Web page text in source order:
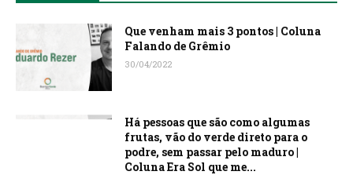
Que venham mais 3 pontos | Coluna
Falando de Grêmio
30/04/2022
Há pessoas que são como algumas
frutas, vão do verde direto para o
podre, sem passar pelo maduro |
Coluna Era Sol que me...